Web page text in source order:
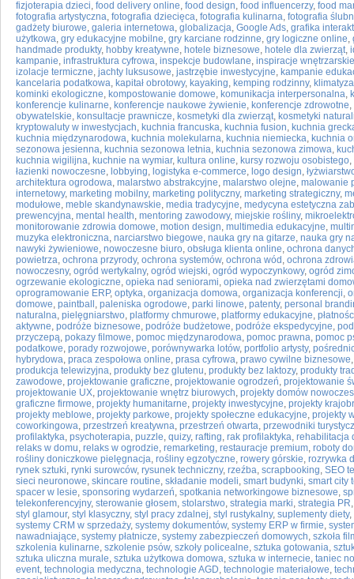
fizjoterapia dzieci, food delivery online, food design, food influencerzy, food
fotografia artystyczna, fotografia dziecięca, fotografia kulinarna, fotografia
gadżety biurowe, galeria internetowa, globalizacja, Google Ads, grafika
użytkowa, gry edukacyjne mobilne, gry karciane rodzinne, gry logiczne online,
handmade produkty, hobby kreatywne, hotele biznesowe, hotele dla zwierząt,
kampanie, infrastruktura cyfrowa, inspekcje budowlane, inspiracje wnętrzarskie
izolacje termiczne, jachty luksusowe, jastrzębie inwestycyjne, kampanie
kancelaria podatkowa, kapitał obrotowy, kayaking, kemping rodzinny,
kominki ekologiczne, kompostowanie domowe, komunikacja interpersonalna,
konferencje kulinarne, konferencje naukowe żywienie, konferencje zdrowotne,
obywatelskie, konsultacje prawnicze, kosmetyki dla zwierząt, kosmetyki
kryptowaluty w inwestycjach, kuchnia francuska, kuchnia fusion, kuchnia
kuchnia międzynarodowa, kuchnia molekularna, kuchnia niemiecka, kuchnia
sezonowa jesienna, kuchnia sezonowa letnia, kuchnia sezonowa zimowa,
kuchnia wigilijna, kuchnie na wymiar, kultura online, kursy rozwoju osobistego,
łazienki nowoczesne, lobbying, logistyka e-commerce, logo design,
architektura ogrodowa, malarstwo abstrakcyjne, malarstwo olejne, malowanie
internetowy, marketing mobilny, marketing polityczny, marketing strategiczny,
modułowe, meble skandynawskie, media tradycyjne, medycyna estetyczna
prewencyjna, mental health, mentoring zawodowy, miejskie rośliny,
monitorowanie zdrowia domowe, motion design, multimedia edukacyjne,
muzyka elektroniczna, narciarstwo biegowe, nauka gry na gitarze, nauka gry
nawyki żywieniowe, nowoczesne biuro, obsługa klienta online, ochrona
powietrza, ochrona przyrody, ochrona systemów, ochrona wód , ochrona
nowoczesny, ogród wertykalny, ogród wiejski, ogród wypoczynkowy, ogród
ogrzewanie ekologiczne, opieka nad seniorami, opieka nad zwierzętami
oprogramowanie ERP, optyka, organizacja domowa, organizacja konferencji,
domowe, paintball , paleniska ogrodowe, parki linowe, patenty, personal
naturalna, pielęgniarstwo, platformy chmurowe, platformy edukacyjne,
aktywne, podróże biznesowe, podróże budżetowe, podróże ekspedycyjne,
przyczepą, pokazy filmowe, pomoc międzynarodowa, pomoc prawna, pomoc
podatkowe, porady rozwojowe, porównywarka lotów, portfolio artysty,
hybrydowa, praca zespołowa online, prasa cyfrowa, prawo cywilne biznesowe
produkcja telewizyjna, produkty bez glutenu, produkty bez laktozy, produkty
zawodowe, projektowanie graficzne, projektowanie ogrodzeń, projektowanie
projektowanie UX, projektowanie wnętrz biurowych, projekty domów
graficzne firmowe, projekty humanitarne, projekty inwestycyjne, projekty
projekty meblowe, projekty parkowe, projekty społeczne edukacyjne, projekty
coworkingowa, przestrzeń kreatywna, przestrzeń otwarta, przewodniki
profilaktyka, psychoterapia, puzzle, quizy, rafting, rak profilaktyka, rehabilitacja
relaks w domu, relaks w ogrodzie, remarketing, restauracje premium, roboty
rośliny doniczkowe pielęgnacja, rośliny egzotyczne, rowery górskie, rozrywka
rynek sztuki, rynki surowców, rysunek techniczny, rzeźba, scrapbooking, SEO
sieci neuronowe, skincare routine, składanie modeli, smart budynki, smart city
spacer w lesie, sponsoring wydarzeń, spotkania networkingowe biznesowe,
telekonferencyjny, sterowanie głosem, stolarstwo, strategia marki, strategia PR
styl glamour, styl klasyczny, styl pracy zdalnej, styl rustykalny, suplementy diety,
systemy CRM w sprzedaży, systemy dokumentów, systemy ERP w firmie,
nawadniające, systemy płatnicze, systemy zabezpieczeń domowych, szkoła
szkolenia kulinarne, szkolenie psów, szkoły policealne, sztuka gotowania,
sztuka uliczna murale, sztuka użytkowa domowa, sztuka w internecie, taniec
event, technologia medyczna, technologie AGD, technologie materiałowe,